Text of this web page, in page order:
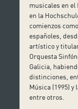
musicales en el
en la
comienzos
españoles,
artístico y
Orquesta
Galicia,
distinciones,
Música (1995) y
entre otros.